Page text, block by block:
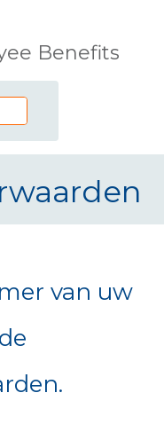
Benefits
van uw